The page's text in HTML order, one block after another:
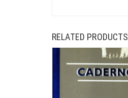
RELATED PRODUCTS